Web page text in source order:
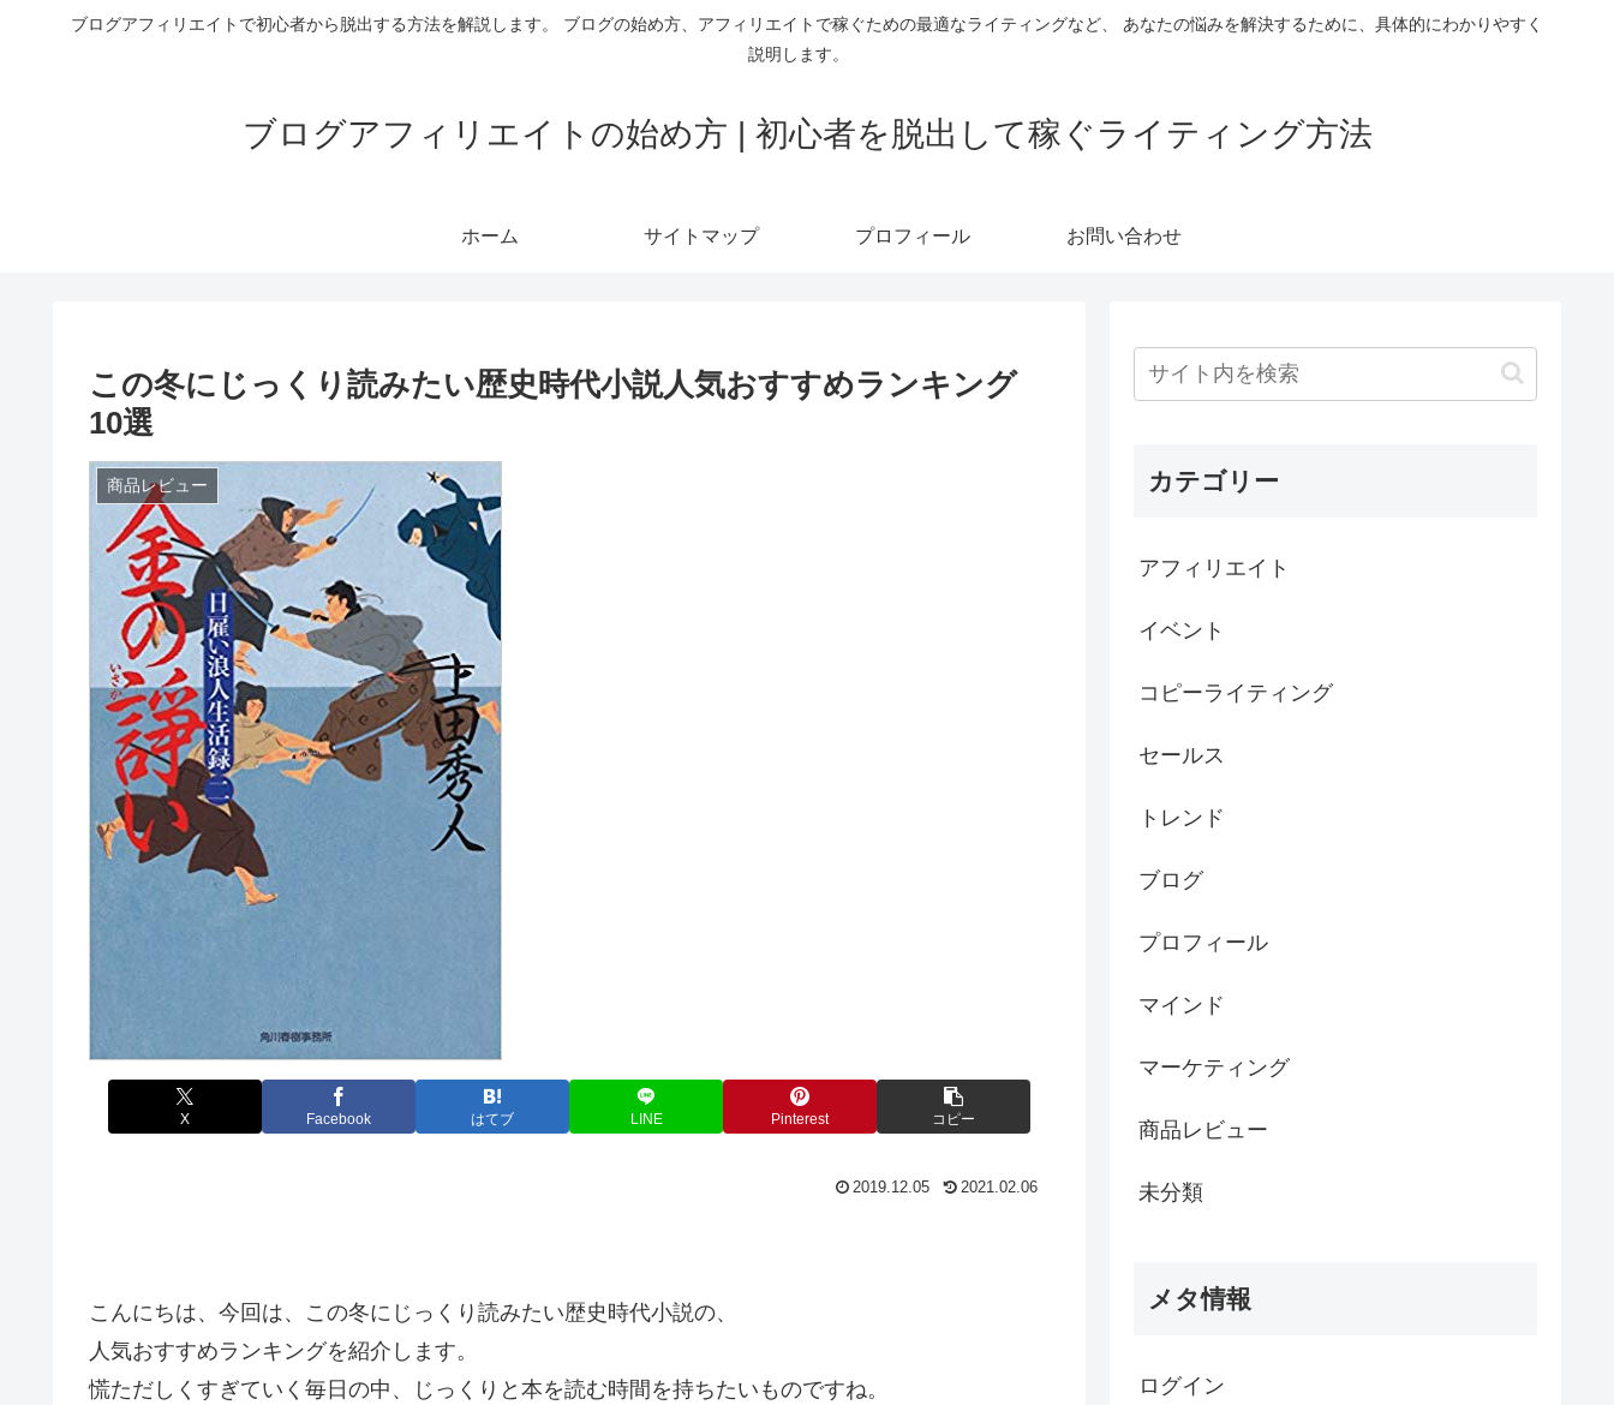
ブログアフィリエイトで初心者から脱出する方法を解説します。 ブログの始め方、アフィリエイトで稼ぐための最適なライティングなど、 あなたの悩みを解決するために、具体的にわかりやすく
説明します。
ブログアフィリエイトの始め方 | 初心者を脱出して稼ぐライティング方法
ホーム サイトマップ プロフィール お問い合わせ
この冬にじっくり読みたい歴史時代小説人気おすすめランキング
10選
商品レビュー
X Facebook はてブ LINE Pinterest コピー
2019.12.05 2021.02.06
こんにちは、今回は、この冬にじっくり読みたい歴史時代小説の、
人気おすすめランキングを紹介します。
慌ただしくすぎていく毎日の中、じっくりと本を読む時間を持ちたいものですね。
カテゴリー
アフィリエイト
イベント
コピーライティング
セールス
トレンド
ブログ
プロフィール
マインド
マーケティング
商品レビュー
未分類
メタ情報
ログイン